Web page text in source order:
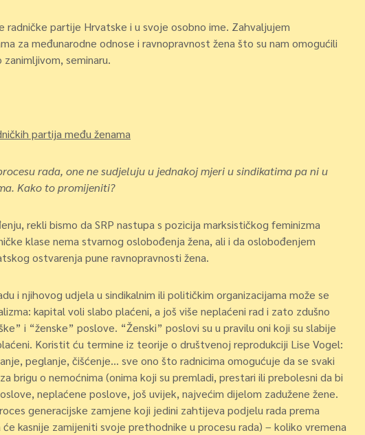
radničke partije Hrvatske i u svoje osobno ime. Zahvaljujem
za međunarodne odnose i ravnopravnost žena što su nam omogućili
seminaru.
partija među ženama
rada, one ne sudjeluju u jednakoj mjeri u sindikatima pa ni u
Kako to promijeniti?
rekli bismo da SRP nastupa s pozicija marksističkog feminizma
klase nema stvarnog oslobođenja žena, ali i da oslobođenjem
ostvarenja pune ravnopravnosti žena.
i njihovog udjela u sindikalnim ili političkim organizacijama može se
kapital voli slabo plaćeni, a još više neplaćeni rad i zato zdušno
i “ženske” poslove. “Ženski” poslovi su u pravilu oni koji su slabije
Koristit ću termine iz teorije o društvenoj reprodukciji Lise Vogel:
peglanje, čišćenje… sve ono što radnicima omogućuje da se svaki
brigu o nemoćnima (onima koji su premladi, prestari ili prebolesni da bi
neplaćene poslove, još uvijek, najvećim dijelom zadužene žene.
generacijske zamjene koji jedini zahtijeva podjelu rada prema
kasnije zamijeniti svoje prethodnike u procesu rada) – koliko vremena